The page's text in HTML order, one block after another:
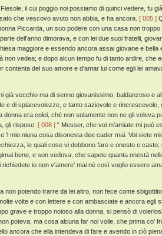
il cui poggio noi possiamo di quinci vedere, fu
che vescovo avuto non abbia, e ha ancora. [ 005 ]
Piccarda, un suo podere con una casa non
dell'anno dimorava, e con lei due suoi fratelli,
maggiore e essendo ancora assai giovane e
non vedea; e dopo alcun tempo fu di tanto ardire, che
contenta del suo amore e d'amar lui come egli lei
già vecchio ma di senno giovanissimo, baldanzoso e
e di spiacevolezze, e tanto sazievole e
donna era colei, ché non solamente non ne gli voleva
gli rispose: [ 008 ] “ Messer, che voi m'amiate mi può
'l mio niuna cosa disonesta dee cader mai. Voi siete
le quali cose vi debbono fare e onesto e casto;
bene, e son vedova, che sapete quanta onestà
io non v'amere' mai né cosí voglio essere
non potendo trarre da lei altro, non fece come
volte e con lettere e con ambasciate e ancora egli
grave e troppo noioso alla donna, si pensò di
poteva; ma cosa alcuna far nol volle, che prima co'
ancora che ella intendeva di fare e avendo in ciò